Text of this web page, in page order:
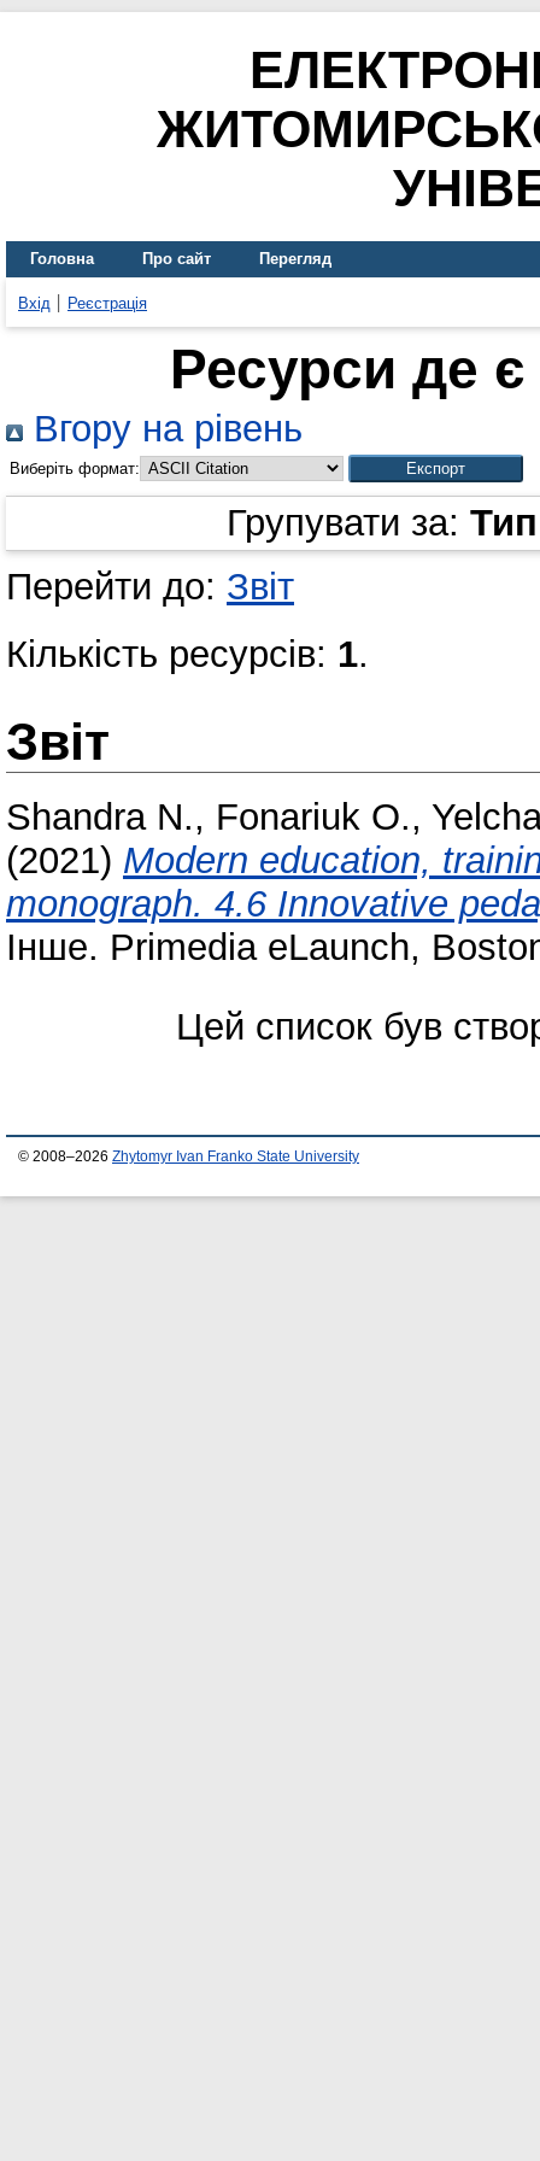
Головна Про сайт Перегляд
Вхід Реєстрація
Ресурси де
Вгору на рівень
Виберіть формат:
Групувати за:
Перейти до: Звіт
Кількість ресурсів: 1.
Звіт
Shandra N., Fonariuk O.,
(2021) Modern education,
monograph. 4.6 Innovative
Інше. Primedia eLaunch,
Цей список був
© 2008–2026 Zhytomyr Ivan Franko State University